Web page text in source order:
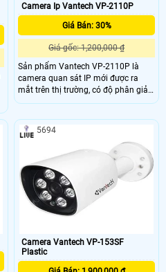
Camera Ip Vantech VP-2110P
Giá Bán: 30%
Giá gốc: 1,200,000 ₫
Sản phẩm Vantech VP-2110P là
camera quan sát IP mới được ra
mắt trên thị trường, có độ phân giải
cao lên đến 2.0 megapixel cho hình
tốt nhất cho việc tái tạo hình ảnh tốt
nhất.
Camera Vantech VP-153SF
Plastic
5694